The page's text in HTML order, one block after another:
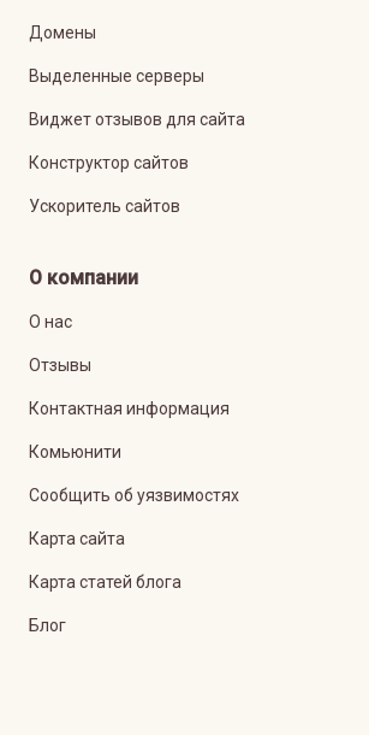
Домены
Выделенные серверы
Виджет отзывов для сайта
Конструктор сайтов
Ускоритель сайтов
О компании
О нас
Отзывы
Контактная информация
Комьюнити
Сообщить об уязвимостях
Карта сайта
Карта статей блога
Блог